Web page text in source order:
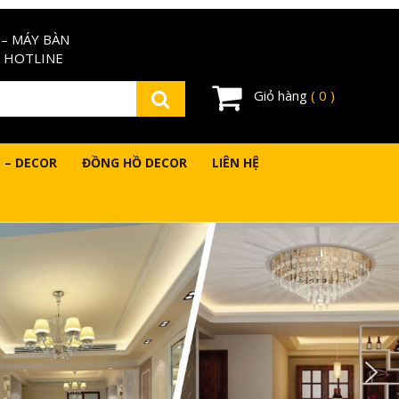
– MÁY BÀN
HOTLINE
Giỏ hàng ( 0 )
DECOR ĐỒNG HỒ DECOR LIÊN HỆ